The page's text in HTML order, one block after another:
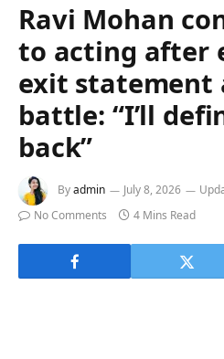
Ravi Mohan
to acting after
exit statement
battle: “I’ll
back”
Byadmin July 8, 2026
No Comments
4 Mins Read